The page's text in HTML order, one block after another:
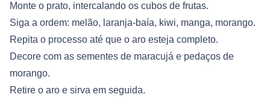
Monte o prato, intercalando os cubos de frutas.
Siga a ordem: melão, laranja-baía, kiwi, manga, morango.
Repita o processo até que o aro esteja completo.
Decore com as sementes de maracujá e pedaços de
morango.
Retire o aro e sirva em seguida.